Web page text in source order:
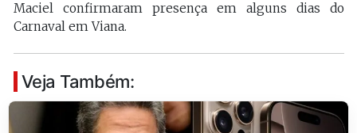
Maciel confirmaram presença em alguns dias do
Carnaval em Viana.
Veja Também: